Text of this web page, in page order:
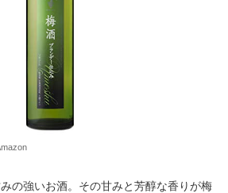
の強いお酒。その甘みと芳醇な香りが梅